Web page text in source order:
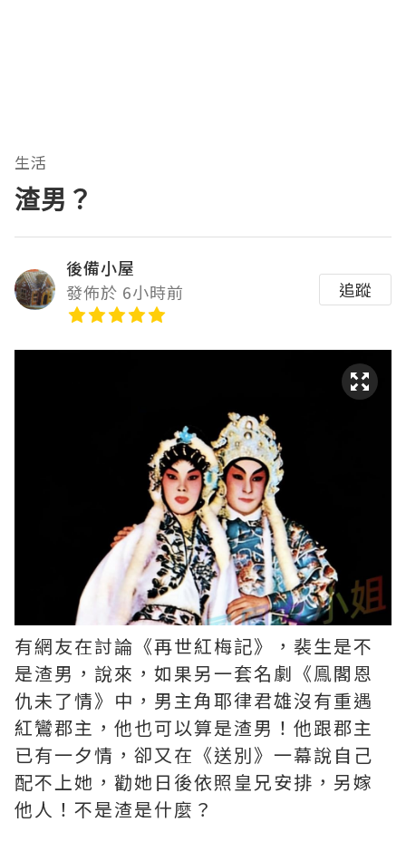
生活
渣男？
後備小屋
發佈於 6小時前
追蹤
有網友在討論《再世紅梅記》，裴生是不
是渣男，說來，如果另一套名劇《鳯閣恩
仇未了情》中，男主角耶律君雄沒有重遇
紅鸞郡主，他也可以算是渣男！他跟郡主
已有一夕情，卻又在《送別》一幕說自己
配不上她，勸她日後依照皇兄安排，另嫁
他人！不是渣是什麼？ ​​​